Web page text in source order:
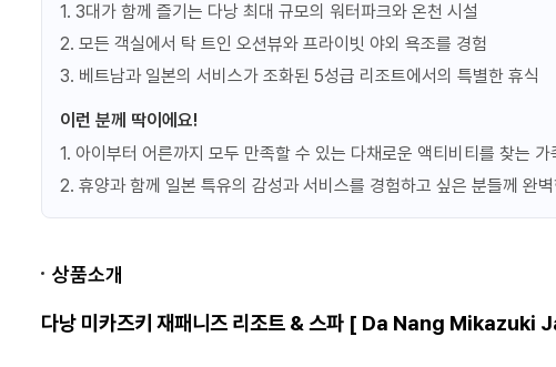
워터파크 패키지
조식포함
BB 조식 포함 - 얼리버드
60일
조식포함
1. 3대가 함께 즐기는 다낭 최대 규모의 워터파크와 온천 시설
2. 모든 객실에서 탁 트인 오션뷰와 프라이빗 야외 욕조를 경험
3. 베트남과 일본의 서비스가 조화된 5성급 리조트에서의 특별한 휴식
이런 분께 딱이에요!
1. 아이부터 어른까지 모두 만족할 수 있는 다채로운 액티비티를 찾는
2. 휴양과 함께 일본 특유의 감성과 서비스를 경험하고 싶은 분들께 완
상품소개
다낭 미카즈키 재패니즈 리조트 & 스파 [ Da Nang Mikazuki